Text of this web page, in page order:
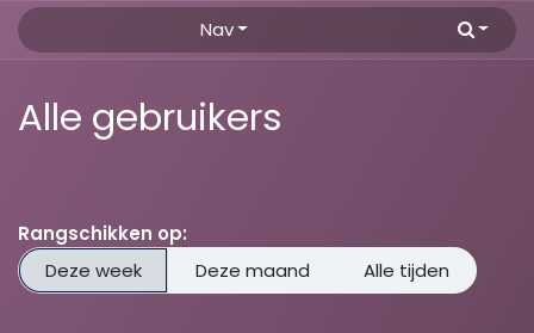
Overslaan naar inhoud
Nav
Alle gebruikers
Rangschikken op:
Deze week
Deze maand Alle tijden